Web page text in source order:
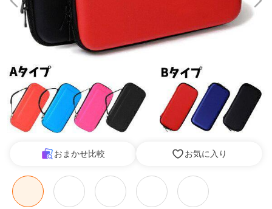
おまかせ比較 お気に入り